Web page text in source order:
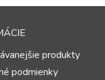
produkty
podmienky